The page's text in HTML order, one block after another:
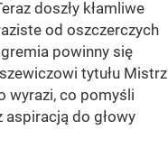
doszły kłamliwe
od oszczerczych
powinny się
tytułu Mistrz
wyrazi, co pomyśli
aspiracją do głowy